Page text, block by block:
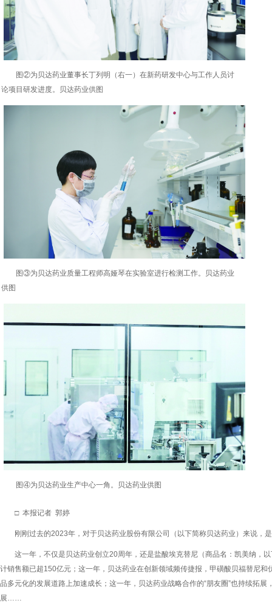
图②为贝达药业董事长丁列明（右一）在新药研发中心与工作人员讨
论项目研发进度。贝达药业供图
图③为贝达药业质量工程师高娅琴在实验室进行检测工作。贝达药业
供图
图④为贝达药业生产中心一角。贝达药业供图
□ 本报记者 郭婷
刚刚过去的2023年，对于贝达药业股份有限公司（以下简称贝达药业）来说，
这一年，不仅是贝达药业创立20周年，还是盐酸埃克替尼（商品名：凯美纳，
计销售额已超150亿元；这一年，贝达药业在创新领域频传捷报，甲磺酸贝福替尼
品多元化的发展道路上加速成长；这一年，贝达药业战略合作的“朋友圈”也持续拓展
展……